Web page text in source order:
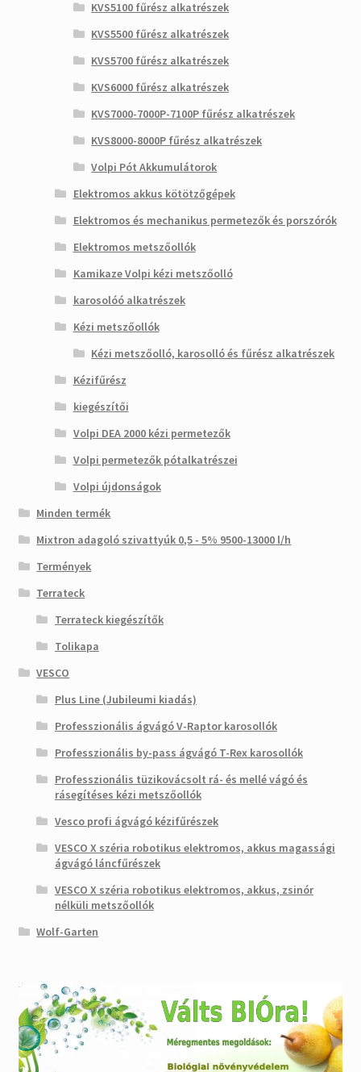
KVS5100 fűrész alkatrészek
KVS5500 fűrész alkatrészek
KVS5700 fűrész alkatrészek
KVS6000 fűrész alkatrészek
KVS7000-7000P-7100P fűrész alkatrészek
KVS8000-8000P fűrész alkatrészek
Volpi Pót Akkumulátorok
Elektromos akkus kötötzőgépek
Elektromos és mechanikus permetezők és porszórók
Elektromos metszőollók
Kamikaze Volpi kézi metszőolló
karosolóó alkatrészek
Kézi metszőollók
Kézi metszőolló, karosolló és fűrész alkatrészek
Kézifűrész
kiegészítői
Volpi DEA 2000 kézi permetezők
Volpi permetezők pótalkatrészei
Volpi újdonságok
Minden termék
Mixtron adagoló szivattyúk 0,5 - 5% 9500-13000 l/h
Termények
Terrateck
Terrateck kiegészítők
Tolikapa
VESCO
Plus Line (Jubileumi kiadás)
Professzionális ágvágó V-Raptor karosollók
Professzionális by-pass ágvágó T-Rex karosollók
Professzionális tüzikovácsolt rá- és mellé vágó és
rásegítéses kézi metszőollók
Vesco profi ágvágó kézifűrészek
VESCO X széria robotikus elektromos, akkus magassági
ágvágó láncfűrészek
VESCO X széria robotikus elektromos, akkus, zsinór
nélküli metszőollók
Wolf-Garten